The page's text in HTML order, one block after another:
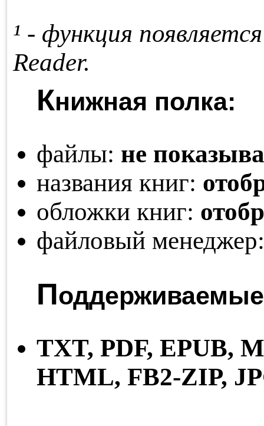
¹ - функция
Reader.
Книжная полка:
файлы: не
названия книг:
обложки книг:
файловый
П
TXT, PDF, EPUB,
HTML, FB2-ZIP,